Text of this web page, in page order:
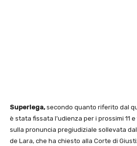
Superlega,secondo quanto riferito dal
è stata fissata l’udienza per i prossimi 11
sulla pronuncia pregiudiziale sollevata
de Lara, che ha chiesto alla Corte di